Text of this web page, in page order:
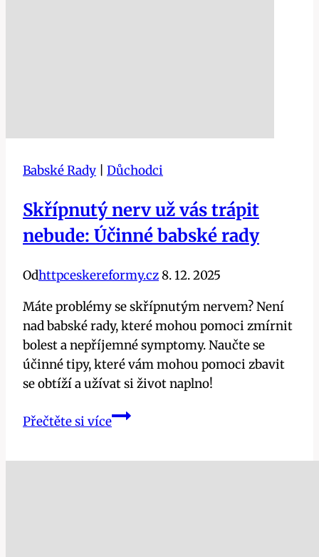
Babské Rady Důchodci
Skřípnutý nerv už vás trápit
nebude: Účinné babské rady
Odhttpceskereformy.cz8. 12. 2025
Máte problémy se skřípnutým nervem? Není
nad babské rady, které mohou pomoci zmírnit
bolest a nepříjemné symptomy. Naučte se
účinné tipy, které vám mohou pomoci zbavit
se obtíží a užívat si život naplno!
Přečtěte si víceSkřípnutý